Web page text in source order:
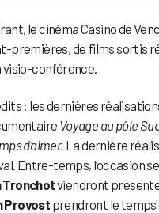
le cinéma Casino de
premières, de films sortis
conférence.
: les dernières
Voyage au pôle
d’aimer. La dernière
Entre-temps, l’occasion
Tronchotviendront
Provostprendront le temps